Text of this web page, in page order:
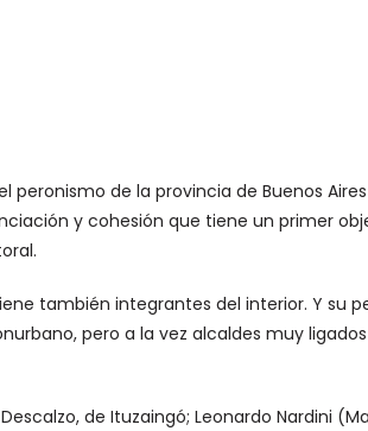
de la provincia de Buenos
y cohesión que tiene un primer
también integrantes del interior. Y su
pero a la vez alcaldes muy
de Ituzaingó; Leonardo Nardini